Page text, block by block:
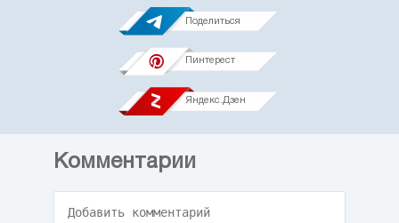
Поделиться
Пинтерест
Яндекс.Дзен
Комментарии